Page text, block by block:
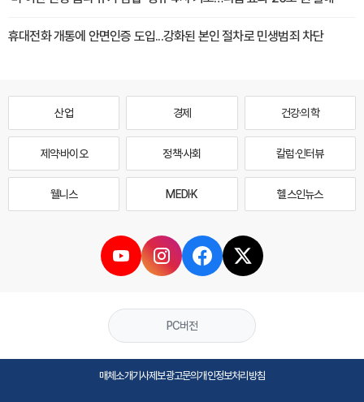
휴대전화 개통에 안면인증 도입...강화된 본인 절차로 민생범죄 차단
산업 경제 건강·의학
제약·바이오 정책·사회 칼럼·인터뷰
웰니스 MEDI·K 헬스인뉴스
PC버전
매체소개기사제보광고문의개인정보처리방침